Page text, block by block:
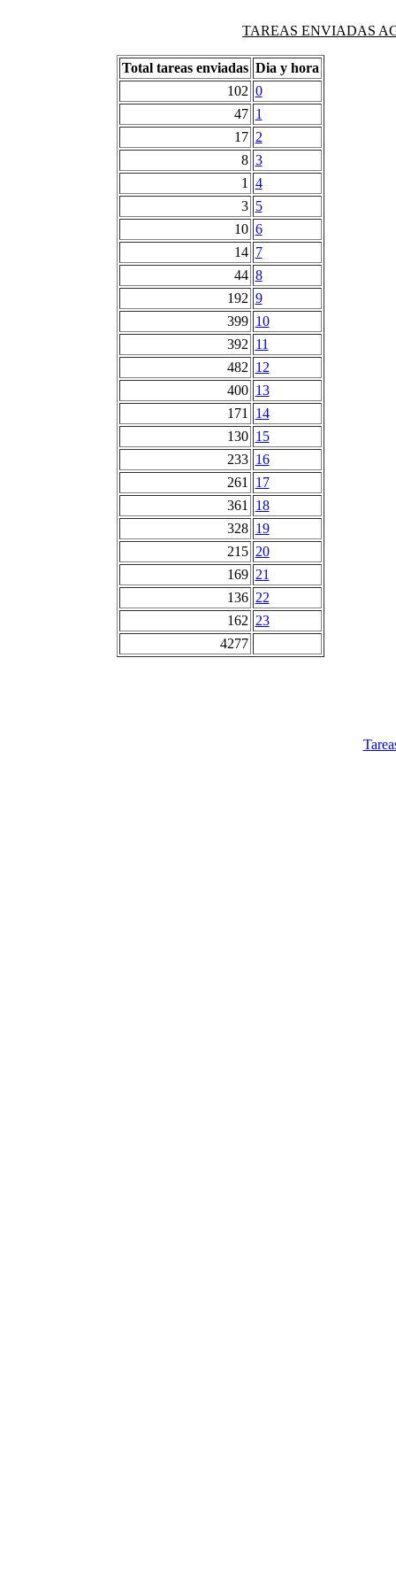
TAREAS ENVIADAS
Total tareas enviadas Dia y hora
102 0
47 1
17 2
8 3
1
4
3 5
10 6
14 7
44 8
192 9
399 10
392 11
482 12
400 13
171
14
130 15
233 16
261
17
361
18
328 19
215 20
169 21
136 22
162 23
4277